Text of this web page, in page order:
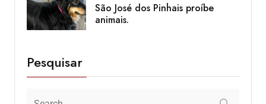
São José dos Pinhais proíbe
animais.
Pesquisar